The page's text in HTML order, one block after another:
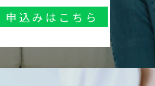
込みはこちら